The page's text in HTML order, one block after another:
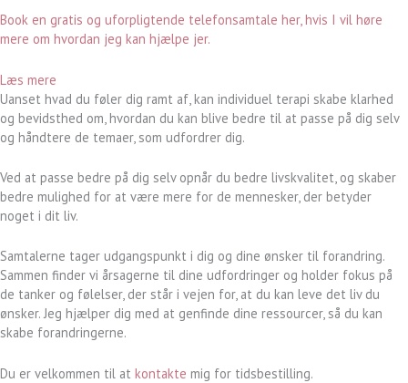
Book en gratis og uforpligtende telefonsamtale her, hvis I vil høre
mere om hvordan jeg kan hjælpe jer.
Læs mere
Uanset hvad du føler dig ramt af, kan individuel terapi skabe klarhed
og bevidsthed om, hvordan du kan blive bedre til at passe på dig selv
og håndtere de temaer, som udfordrer dig.
Ved at passe bedre på dig selv opnår du bedre livskvalitet, og skaber
bedre mulighed for at være mere for de mennesker, der betyder
noget i dit liv.
Samtalerne tager udgangspunkt i dig og dine ønsker til forandring.
Sammen finder vi årsagerne til dine udfordringer og holder fokus på
de tanker og følelser, der står i vejen for, at du kan leve det liv du
ønsker. Jeg hjælper dig med at genfinde dine ressourcer, så du kan
skabe forandringerne.
Du er velkommen til at kontakte mig for tidsbestilling.